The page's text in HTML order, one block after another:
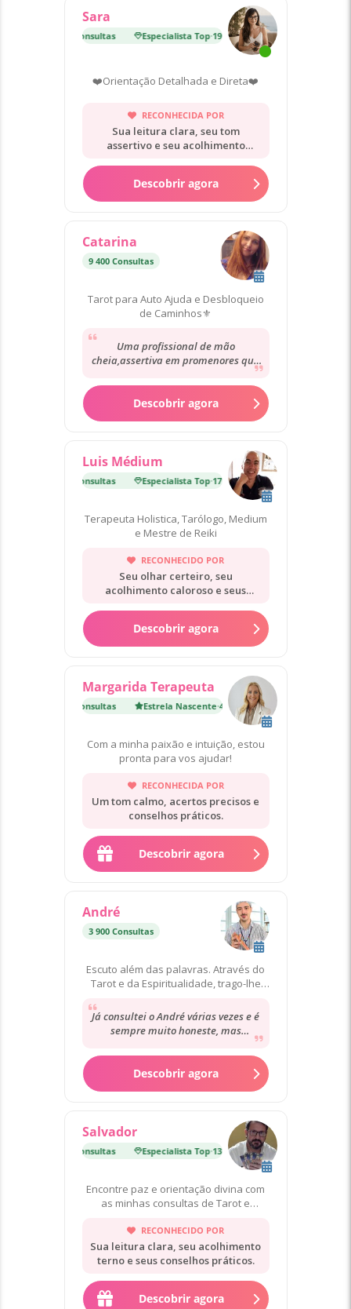
Sara
19 000 Consultas Especialista Top·19 000 Consultas
❤️Orientação Detalhada e Direta❤️
RECONHECIDA POR
Sua leitura clara, seu tom
assertivo e seu acolhimento
Descobrir agora
Catarina
9 400 Consultas
Tarot para Auto Ajuda e Desbloqueio
de Caminhos⚜️
Uma profissional de mão
cheia,assertiva em promenores que
não falamos empática ,simpática e e
traz mta luz para...
Descobrir agora
Luis Médium
17 000 Consultas Especialista Top·17 000 Consultas
Terapeuta Holistica, Tarólogo, Medium
e Mestre de Reiki
RECONHECIDO POR
Seu olhar certeiro, seu
acolhimento caloroso e seus
Descobrir agora
Margarida Terapeuta
4 800 Consultas Estrela Nascente·4 800 Consultas
Com a minha paixão e intuição, estou
pronta para vos ajudar!
RECONHECIDA POR
Um tom calmo, acertos precisos e
conselhos práticos.
Descobrir agora
André
3 900 Consultas
Escuto além das palavras. Através do
Tarot e da Espiritualidade, trago-lhe
Já consultei o André várias vezes e é
sempre muito honeste, mas
carinhoso comigo. Agradeço muito as
palavras e...
Descobrir agora
Salvador
13 000 Consultas Especialista Top·13 000 Consultas
Encontre paz e orientação divina com
as minhas consultas de Tarot e
RECONHECIDO POR
Sua leitura clara, seu acolhimento
terno e seus conselhos práticos.
Descobrir agora